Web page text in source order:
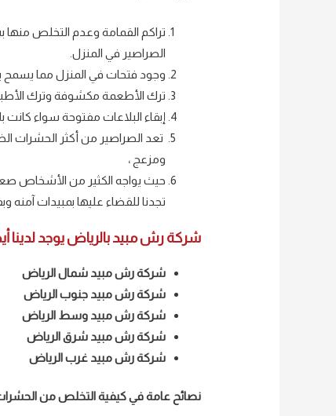
تراكم القمامة وعدم التخلص
الصراصير في المنزل.
وجود فتحات في المنزل مما
ترك الأطعمة مكشوفة وترك
إبقاء البلاعات مفتوحة سواء
تعد الصراصير من أكثر الحشرات
ومزعج ،
حيث يواجه الكثير من الأشخاص
تجدنا للقضاء عليها بمبيدات
شركة رش مبيد بالرياض يوجد لدينا
شركة رش مبيد شمال الرياض
شركة رش مبيد جنوب الرياض
شركة رش مبيد وسط الرياض
شركة رش مبيد شرق الرياض
شركة رش مبيد غرب الرياض
نصائح عامة في كيفية التخلص من